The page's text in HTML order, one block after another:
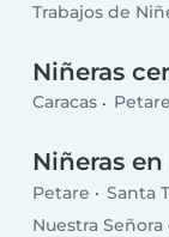
Trabajos de
Niñeras
Caracas Petare
Niñeras
Petare Santa
Nuestra